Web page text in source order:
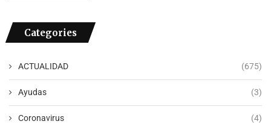
Categories
ACTUALIDAD (675)
Ayudas (3)
Coronavirus (4)